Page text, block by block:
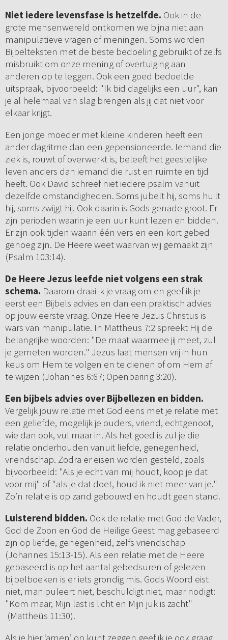
Niet iedere levensfase is hetzelfde. Ook in de
grote mensenwereld ontkomen we bijna niet aan
manipulatieve vragen of meningen. Soms worden
Bijbelteksten met de beste bedoeling gebruikt of zelfs
misbruikt om onze mening of overtuiging aan
anderen op te leggen. Ook een goed bedoelde
uitspraak, bijvoorbeeld: "Ik bid dagelijks een uur", kan
je al helemaal van slag brengen als jij dat niet voor
elkaar krijgt.
Een jonge moeder met kleine kinderen heeft een
ander dagritme dan een gepensioneerde. Iemand die
ziek is, rouwt of overwerkt is, beleeft het geestelijke
leven anders dan iemand die rust en ruimte en tijd
heeft. Ook David schreef niet iedere psalm vanuit
dezelfde omstandigheden. Soms jubelt hij, soms huilt
hij, soms zwijgt hij. Ook daarin is Gods genade groot. Er
zijn perioden waarin je een uur kunt lezen en bidden.
Er zijn ook tijden waarin één vers en een kort gebed
genoeg zijn. De Heere weet waarvan wij gemaakt zijn
(Psalm 103:14).
De Heere Jezus leefde niet volgens een strak
schema. Daarom draai ik je vraag om en geef ik je
eerst een Bijbels advies en dan een praktisch advies
op jouw eerste vraag. Onze Heere Jezus Christus is
wars van manipulatie. In Mattheus 7:2 spreekt Hij de
belangrijke woorden: "De maat waarmee jij meet, zul
je gemeten worden." Jezus laat mensen vrij in hun
keus om Hem te volgen en te dienen of om Hem af
te wijzen (Johannes 6:67; Openbaring 3:20).
Een bijbels advies over Bijbellezen en bidden.
Vergelijk jouw relatie met God eens met je relatie met
een geliefde, mogelijk je ouders, vriend, echtgenoot,
wie dan ook, vul maar in. Als het goed is zul je die
relatie onderhouden vanuit liefde, genegenheid,
vriendschap. Zodra er eisen worden gesteld, zoals
bijvoorbeeld: "Als je echt van mij houdt, koop je dat
voor mij" of "als je dat doet, houd ik niet meer van je."
Zo’n relatie is op zand gebouwd en houdt geen stand.
Luisterend bidden. Ook de relatie met God de Vader,
God de Zoon en God de Heilige Geest mag gebaseerd
zijn op liefde, genegenheid, zelfs vriendschap
(Johannes 15:13-15). Als een relatie met de Heere
gebaseerd is op het aantal gebedsuren of gelezen
bijbelboeken is er iets grondig mis. Gods Woord eist
niet, manipuleert niet, beschuldigt niet, maar nodigt:
"Kom maar, Mijn last is licht en Mijn juk is zacht"
(Mattheüs 11:30).